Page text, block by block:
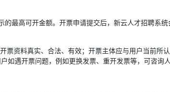
的最高可开金额。开票申请提交后，新云人才招聘系
票资料真实、合法、有效；开票主体应与用户当前
如遇开票问题，例如更换发票、重开发票等，可咨询人